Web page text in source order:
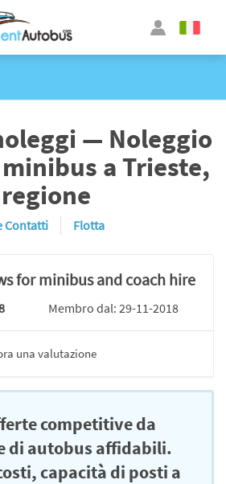
— Noleggio
a Trieste,
regione
Contatti Flotta
for minibus and coach hire
Membro dal: 29-11-2018
una valutazione
competitive da
di autobus affidabili.
capacità di posti a